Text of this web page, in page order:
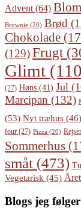
Advent (64)
Brownie (20) Brød
Chokolade
(129)Frugt
Glimt
(27) Høns (41) Jul
Marcipan (132)
(53) Nyt træhus (46)
four (27) Pizza (20)
Sommerhus
småt (473)
Vegetarisk (45)
Blogs jeg følger